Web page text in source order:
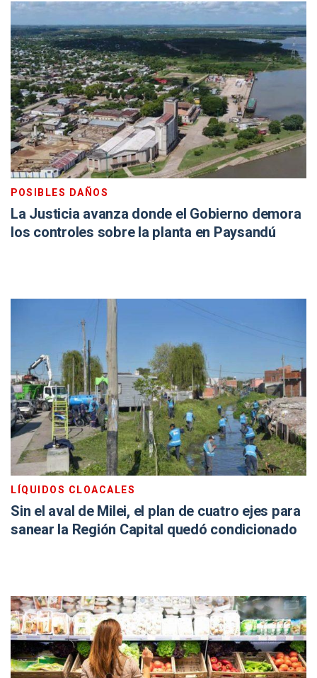
POSIBLES DAÑOS
La Justicia avanza donde el Gobierno demora
los controles sobre la planta en Paysandú
LÍQUIDOS CLOACALES
Sin el aval de Milei, el plan de cuatro ejes para
sanear la Región Capital quedó condicionado